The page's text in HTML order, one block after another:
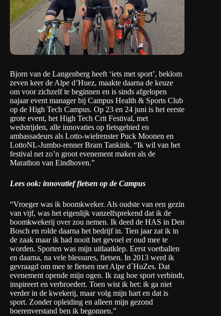
Bjorn van de Langenberg heeft ‘iets met sport’, beklom
zeven keer de Alpe d’Huez, maakte daarna de keuze
om voor zichzelf te beginnen en is sinds afgelopen
najaar event manager bij Campus Health & Sports Club
op de High Tech Campus. Op 23 en 24 juni is het eerste
grote event, het High Tech Crit Festival, met
wedstrijden, alle innovaties op fietsgebied en
ambassadeurs als Lotto-wielrenster Puck Moonen en
LottoNL-Jumbo-renner Bram Tankink. “Ik wil van het
festival net zo’n groot evenement maken als de
Marathon van Eindhoven.”
Lees ook: innovatief fietsen op de Campus
“Vroeger was ik boomkweker. Als oudste van een gezin
van vijf, was het eigenlijk vanzelfsprekend dat ik de
boomkwekerij over zou nemen. Ik deed de HAS in Den
Bosch en rolde daarna het bedrijf in. Tien jaar zat ik in
de zaak maar ik had nooit het gevoel er oud mee te
worden. Sporten was mijn uitlaatklep. Eerst voetballen
en daarna, na vele blessures, fietsen. In 2013 werd ik
gevraagd om mee te fietsen met Alpe d´HuZes. Dat
evenement opende mijn ogen. Ik zag hoe sport verbindt,
inspireert en verbroedert. Toen wist ik het: ik ga niet
verder in de kwekerij, maar volg mijn hart en dat is
sport. Zonder opleiding en alleen mijn gezond
boerenverstand ben ik begonnen.”